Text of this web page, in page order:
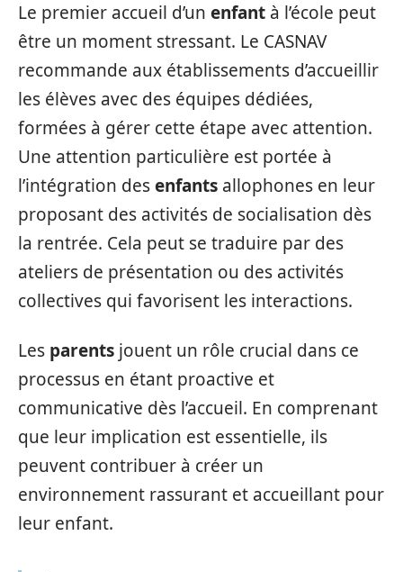
Le premier accueil d’un enfant à l’école peut
être un moment stressant. Le CASNAV
recommande aux établissements d’accueillir
les élèves avec des équipes dédiées,
formées à gérer cette étape avec attention.
Une attention particulière est portée à
l’intégration desenfants allophones en leur
proposant des activités de socialisation dès
la rentrée. Cela peut se traduire par des
ateliers de présentation ou des activités
collectives qui favorisent les interactions.
Les parents jouent un rôle crucial dans ce
processus en étant proactive et
communicative dès l’accueil. En comprenant
que leur implication est essentielle, ils
peuvent contribuer à créer un
environnement rassurant et accueillant pour
leur enfant.